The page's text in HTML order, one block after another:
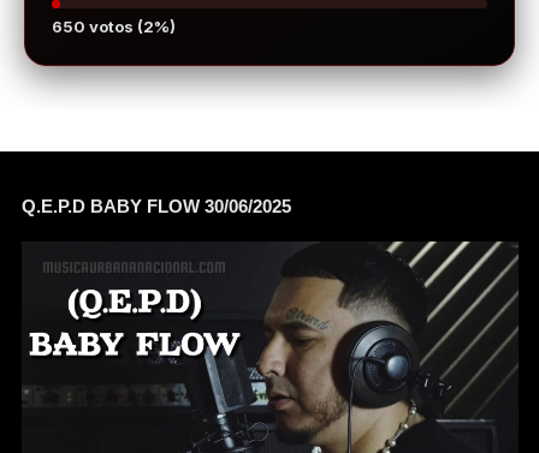
650 votos (2%)
Q.E.P.D BABY FLOW 30/06/2025